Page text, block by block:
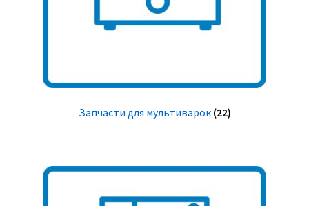
Запчасти для мультиварок (22)